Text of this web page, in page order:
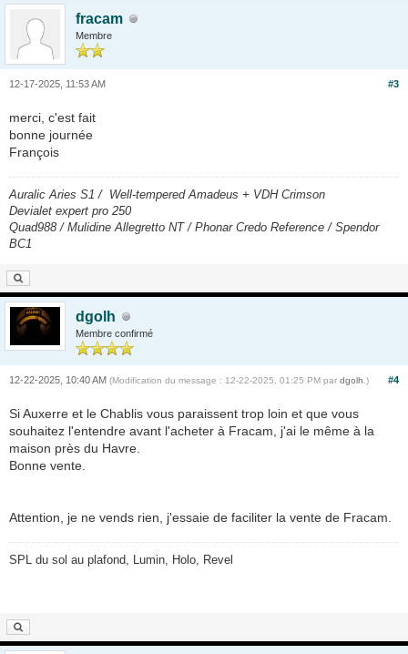
fracam
Membre
#3
12-17-2025, 11:53 AM
merci, c'est fait
bonne journée
François
Auralic Aries S1 / Well-tempered Amadeus + VDH Crimson
Devialet expert pro 250
Quad988 / Mulidine Allegretto NT / Phonar Credo Reference / Spendor
BC1
dgolh
Membre confirmé
#4
12-22-2025, 10:40 AM (Modification du message : 12-22-2025, 01:25 PM par dgolh .)
Si Auxerre et le Chablis vous paraissent trop loin et que vous
souhaitez l'entendre avant l'acheter à Fracam, j'ai le même à la
maison près du Havre.
Bonne vente.
Attention, je ne vends rien, j'essaie de faciliter la vente de Fracam.
SPL du sol au plafond, Lumin, Holo, Revel